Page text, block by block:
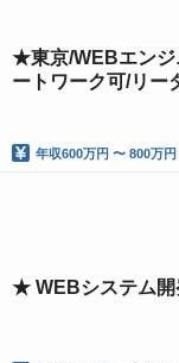
★東京/WEBエンジ
ートワーク可/リー
年収600万円 〜 800万円
★ WEBシステム開